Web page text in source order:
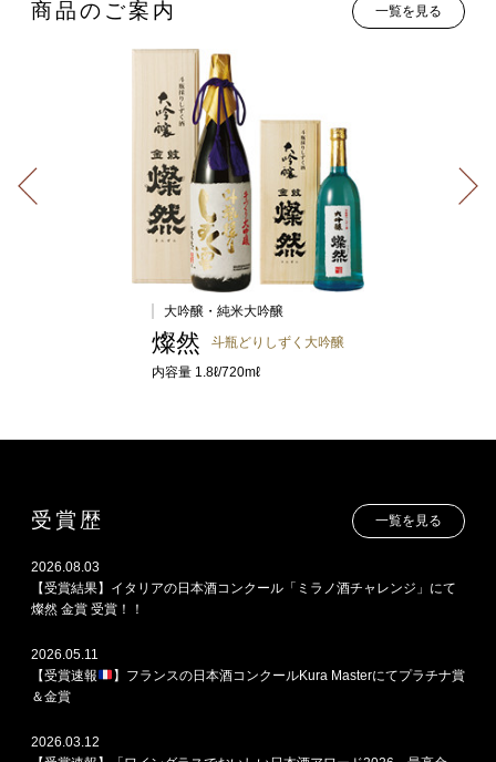
商品のご案内 一覧を見る
大吟醸・純米大吟醸
燦然
斗瓶どりしずく大吟醸
内容量 1.8ℓ/720mℓ
受賞歴 一覧を見る
2026.08.03
【受賞結果】イタリアの日本酒コンクール「ミラノ酒チャレンジ」にて
燦然 金賞 受賞！！
2026.05.11
【受賞速報
】フランスの日本酒コンクールKura Masterにてプラチナ賞
＆金賞
2026.03.12